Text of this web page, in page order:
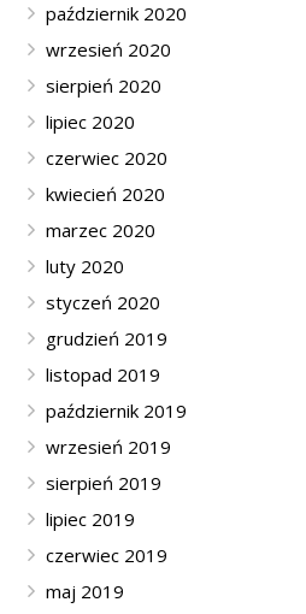
październik 2020
wrzesień 2020
sierpień 2020
lipiec 2020
czerwiec 2020
kwiecień 2020
marzec 2020
luty 2020
styczeń 2020
grudzień 2019
listopad 2019
październik 2019
wrzesień 2019
sierpień 2019
lipiec 2019
czerwiec 2019
maj 2019